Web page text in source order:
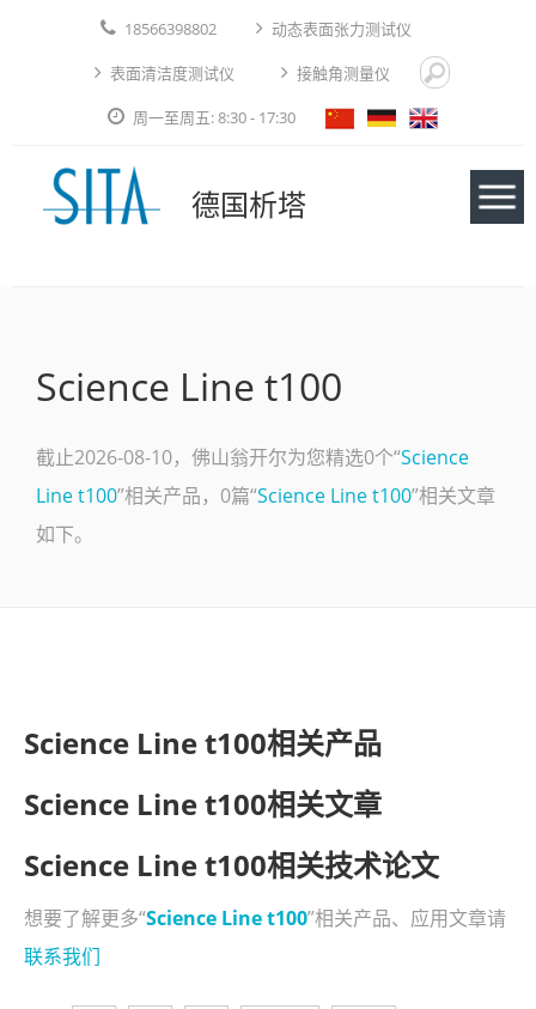
18566398802 动态表面张力测试仪
表面清洁度测试仪 接触角测量仪
周一至周五: 8:30 - 17:30
德国析塔
应用实例
技术论文
Science Line t100
截止2026-08-10，佛山翁开尔为您精选0个“Science
Line t100”相关产品，0篇“Science Line t100”相关文章
如下。
Science Line t100相关产品
Science Line t100相关文章
Science Line t100相关技术论文
想要了解更多“Science Line t100”相关产品、应用文章请
联系我们